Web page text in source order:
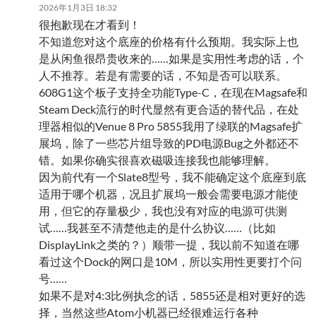
2026年1月3日 18:32
很抱歉现在才看到！
不知道您对这个底座的价格有什么预期。我实际上也
是从闲鱼很昂贵收来的……如果是实用性考虑的话，个
人不推荐。若是有需要的话，不知是否可以联系。
608G1这个板子支持全功能Type-C，在现在Magsafe和
Steam Deck流行的时代显然有更合适的替代品，在处
理器相似的Venue 8 Pro 5855我用了绿联的Magsafe扩
展坞，除了一些芯片组导致的PD电源Bug之外都还不
错。如果你确实很喜欢磁吸连接我也能够理解。
因为前代有一个Slate8型号，我不能确定这个底座到底
适用于哪个机器，况且扩展坞一般会需要电源才能使
用，但它的存量极少，我也没有对应的电源可供测
试……我甚至不清楚他走的是什么协议……（比如
DisplayLink之类的？）顺带一提，我以前不知道在哪
看过这个Dock的网口是10M，所以实用性更要打个问
号……
如果不是对4:3比例执念的话，5855还是相对更好的选
择，当然这些Atom小机器已经很难运行各种